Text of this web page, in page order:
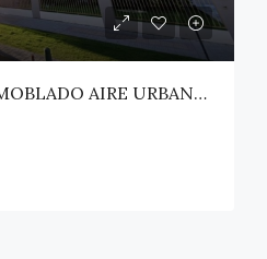
DEPARTAMENTO AMOBLADO AIRE URBANO (PAZ) – TALCA